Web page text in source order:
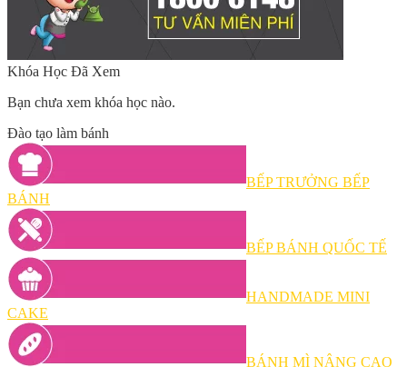
Khóa Học Đã Xem
Bạn chưa xem khóa học nào.
Đào tạo làm bánh
BẾP TRƯỞNG BẾP
BÁNH
BẾP BÁNH QUỐC TẾ
HANDMADE MINI
CAKE
BÁNH MÌ NÂNG CAO